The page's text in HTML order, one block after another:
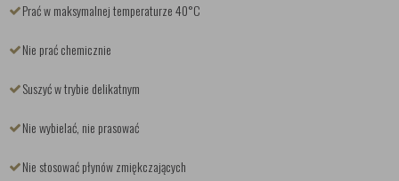
Prać w maksymalnej temperaturze 40°C
Nie prać chemicznie
Suszyć w trybie delikatnym
Nie wybielać, nie prasować
Nie stosować płynów zmiękczających